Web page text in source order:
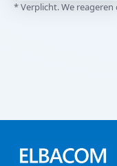
* Verplicht. We